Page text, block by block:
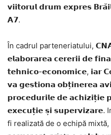
𝘃𝗶𝗶𝘁𝗼𝗿𝘂𝗹 𝗱𝗿𝘂𝗺 𝗲𝘅𝗽𝗿𝗲𝘀
𝗔𝟳.
În cadrul parteneriatului,
𝗲𝗹𝗮𝗯𝗼𝗿𝗮𝗿𝗲𝗮 𝗰𝗲𝗿𝗲𝗿𝗶𝗶 𝗱𝗲
𝘁𝗲𝗵𝗻𝗶𝗰𝗼-𝗲𝗰𝗼𝗻𝗼𝗺𝗶𝗰𝗲, 𝗶𝗮𝗿
𝘃𝗮 𝗴𝗲𝘀𝘁𝗶𝗼𝗻𝗮 𝗼𝗯𝘁̦𝗶𝗻𝗲𝗿𝗲𝗮
𝗽𝗿𝗼𝗰𝗲𝗱𝘂𝗿𝗶𝗹𝗲 𝗱𝗲 𝗮𝗰𝗵𝗶𝘇𝗶𝘁̦𝗶𝗲
𝗲𝘅𝗲𝗰𝘂𝘁̦𝗶𝗲 𝘀̦𝗶 𝘀𝘂𝗽𝗲𝗿𝘃𝗶𝘇𝗮𝗿𝗲.
fi realizată de o echipă